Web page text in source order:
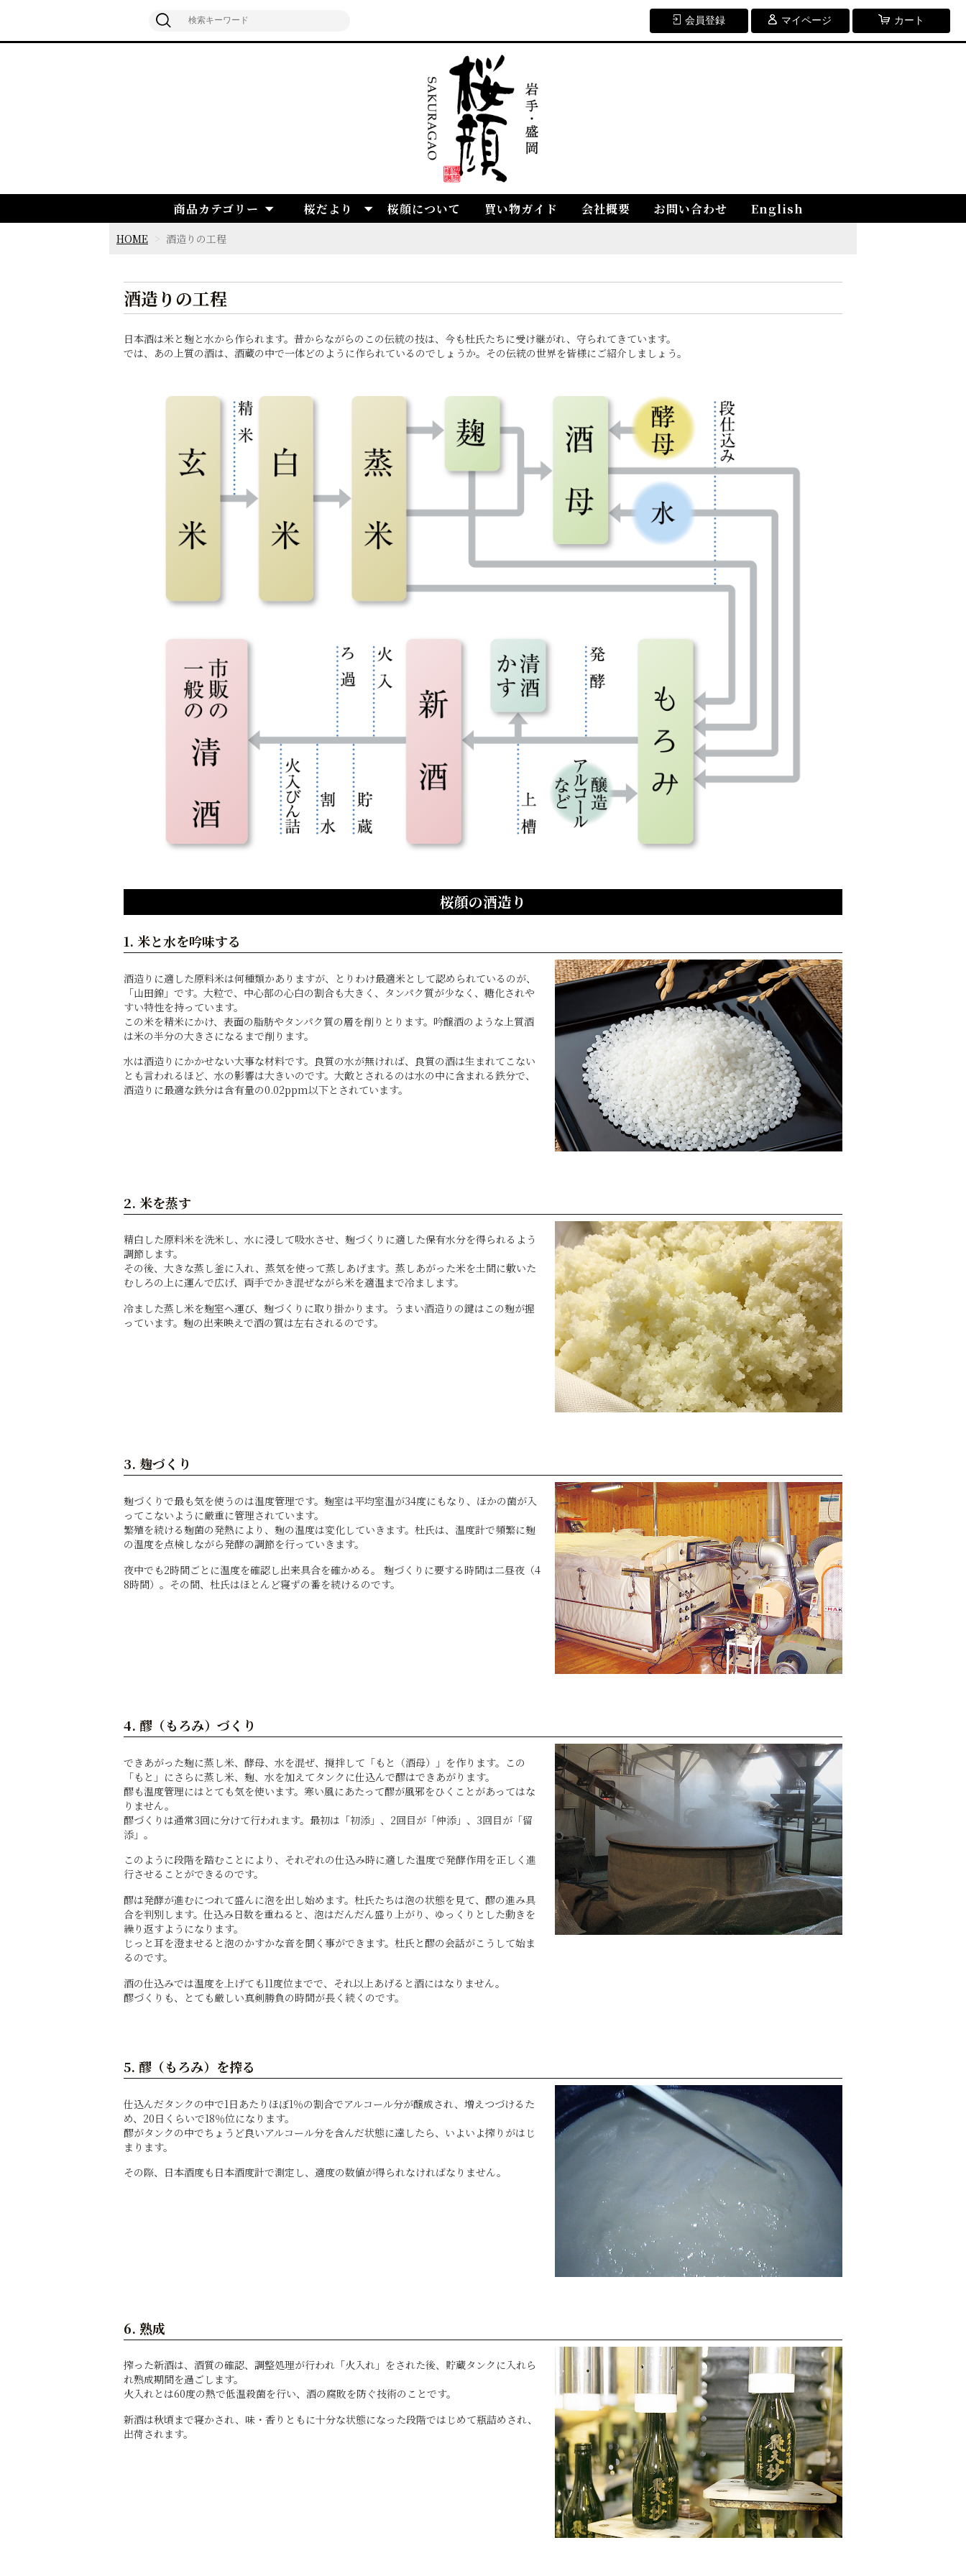
会員登録 マイページ カート
商品カテゴリー 桜だより 桜顔について 買い物ガイド 会社概要 お問い合わせ English
HOME 酒造りの工程
酒造りの工程
日本酒は米と麹と水から作られます。昔からながらのこの伝統の技は、今も杜氏たちに受け継がれ、守られてきています。
では、あの上質の酒は、酒蔵の中で一体どのように作られているのでしょうか。その伝統の世界を皆様にご紹介しましょう。
桜顔の酒造り
1. 米と水を吟味する
酒造りに適した原料米は何種類かありますが、とりわけ最適米として認められているのが、
「山田錦」です。大粒で、中心部の心白の割合も大きく、タンパク質が少なく、糖化されや
すい特性を持っています。
この米を精米にかけ、表面の脂肪やタンパク質の層を削りとります。吟醸酒のような上質酒
は米の半分の大きさになるまで削ります。
水は酒造りにかかせない大事な材料です。良質の水が無ければ、良質の酒は生まれてこない
とも言われるほど、水の影響は大きいのです。大敵とされるのは水の中に含まれる鉄分で、
酒造りに最適な鉄分は含有量の0.02ppm以下とされています。
2. 米を蒸す
精白した原料米を洗米し、水に浸して吸水させ、麹づくりに適した保有水分を得られるよう
調節します。
その後、大きな蒸し釜に入れ、蒸気を使って蒸しあげます。蒸しあがった米を土間に敷いた
むしろの上に運んで広げ、両手でかき混ぜながら米を適温まで冷まします。
冷ました蒸し米を麹室へ運び、麹づくりに取り掛かります。うまい酒造りの鍵はこの麹が握
っています。麹の出来映えで酒の質は左右されるのです。
3. 麹づくり
麹づくりで最も気を使うのは温度管理です。麹室は平均室温が34度にもなり、ほかの菌が入
ってこないように厳重に管理されています。
繁殖を続ける麹菌の発熱により、麹の温度は変化していきます。杜氏は、温度計で頻繁に麹
の温度を点検しながら発酵の調節を行っていきます。
夜中でも2時間ごとに温度を確認し出来具合を確かめる。 麹づくりに要する時間は二昼夜（4
8時間）。その間、杜氏はほとんど寝ずの番を続けるのです。
4. 醪（もろみ）づくり
できあがった麹に蒸し米、酵母、水を混ぜ、撹拌して「もと（酒母）」を作ります。この
「もと」にさらに蒸し米、麹、水を加えてタンクに仕込んで醪はできあがります。
醪も温度管理にはとても気を使います。寒い風にあたって醪が風邪をひくことがあってはな
りません。
醪づくりは通常3回に分けて行われます。最初は「初添」、2回目が「仲添」、3回目が「留
添」。
このように段階を踏むことにより、それぞれの仕込み時に適した温度で発酵作用を正しく進
行させることができるのです。
醪は発酵が進むにつれて盛んに泡を出し始めます。杜氏たちは泡の状態を見て、醪の進み具
合を判別します。仕込み日数を重ねると、泡はだんだん盛り上がり、ゆっくりとした動きを
繰り返すようになります。
じっと耳を澄ませると泡のかすかな音を聞く事ができます。杜氏と醪の会話がこうして始ま
るのです。
酒の仕込みでは温度を上げても11度位までで、それ以上あげると酒にはなりません。
醪づくりも、とても厳しい真剣勝負の時間が長く続くのです。
5. 醪（もろみ）を搾る
仕込んだタンクの中で1日あたりほぼ1％の割合でアルコール分が醸成され、増えつづけるた
め、20日くらいで18％位になります。
醪がタンクの中でちょうど良いアルコール分を含んだ状態に達したら、いよいよ搾りがはじ
まります。
その際、日本酒度も日本酒度計で測定し、適度の数値が得られなければなりません。
6. 熟成
搾った新酒は、酒質の確認、調整処理が行われ「火入れ」をされた後、貯蔵タンクに入れら
れ熟成期間を過ごします。
火入れとは60度の熱で低温殺菌を行い、酒の腐敗を防ぐ技術のことです。
新酒は秋頃まで寝かされ、味・香りともに十分な状態になった段階ではじめて瓶詰めされ、
出荷されます。